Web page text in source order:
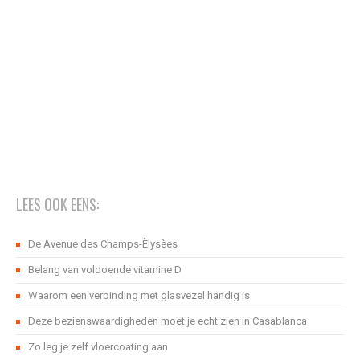
LEES OOK EENS:
De Avenue des Champs-Èlysèes
Belang van voldoende vitamine D
Waarom een verbinding met glasvezel handig is
Deze bezienswaardigheden moet je echt zien in Casablanca
Zo leg je zelf vloercoating aan